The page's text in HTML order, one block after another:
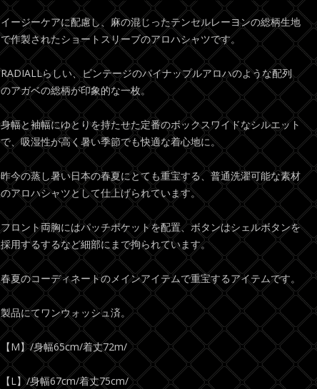
イージーケアに配慮し、麻の混じったテンセルレーヨンの総柄生地
で作製されたショートスリーブのアロハシャツです。
RADIALLらしい、ビンテージのパイナップルアロハのような配列
のアガベの総柄が印象的な一枚。
身幅と袖幅にゆとりを持たせた定番のボックスワイドなシルエット
で、吸湿性が高く暑い季節でも快適な着心地に。
昨今の蒸し暑い日本の春夏にとても重宝する、普通洗濯可能な素材
のアロハシャツとして仕上げられています。
フロント両胸にはパッチポケットを配置、ボタンはシェルボタンを
採用するするなど細部にまで拘られています。
春夏のコーディネートのメインアイテムで重宝するアイテムです。
製品にてワンウォッシュ済。
【M】/身幅65cm/着丈72m/
【L】/身幅67cm/着丈75cm/